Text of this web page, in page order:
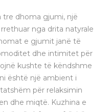
dhoma gjumi, një
nga drita natyrale
e gjumit janë të
dhe intimitet për
kushte të këndshme
është një ambient i
për relaksimin
dhe miqtë. Kuzhina e